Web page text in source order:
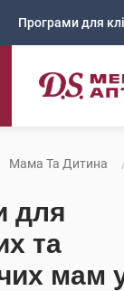
Програми для
Мама Та Дитина
для
та
мам